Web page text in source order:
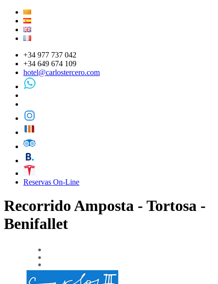
+34 977 737 042
+34 649 674 109
hotel@carlostercero.com
Reservas On-Line
Recorrido Amposta - Tortosa -
Benifallet